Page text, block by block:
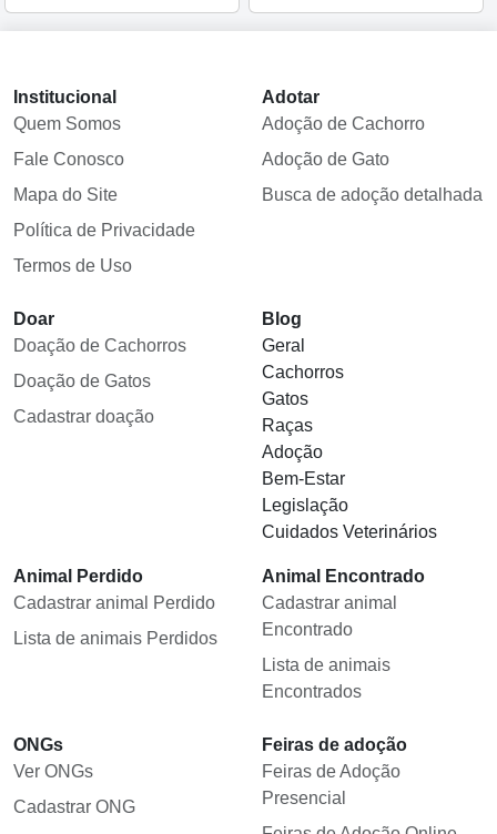
Institucional
Quem Somos
Fale Conosco
Mapa do Site
Política de Privacidade
Termos de Uso
Adotar
Adoção de Cachorro
Adoção de Gato
Busca de adoção detalhada
Doar
Doação de Cachorros
Doação de Gatos
Cadastrar doação
Blog
Geral
Cachorros
Gatos
Raças
Adoção
Bem-Estar
Legislação
Cuidados Veterinários
Animal Perdido
Cadastrar animal Perdido
Lista de animais Perdidos
Animal Encontrado
Cadastrar animal
Encontrado
Lista de animais
Encontrados
ONGs
Ver ONGs
Cadastrar ONG
Feiras de adoção
Feiras de Adoção
Presencial